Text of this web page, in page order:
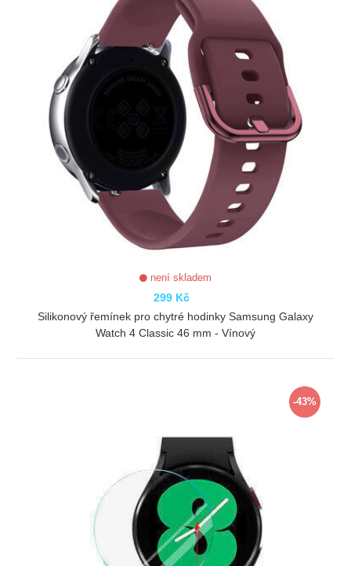
není skladem
299 Kč
Silikonový řemínek pro chytré hodinky Samsung Galaxy
Watch 4 Classic 46 mm - Vínový
-43%